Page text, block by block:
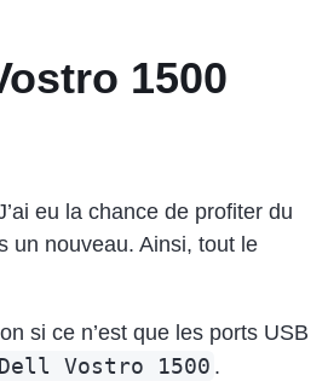
1500
eu la chance de profiter du
un nouveau. Ainsi, tout le
si ce n’est que les ports USB
Dell Vostro 1500 .